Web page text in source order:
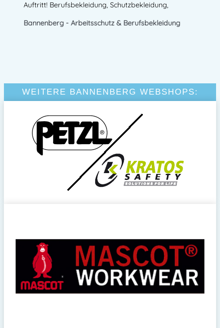
Auftritt! Berufsbekleidung, Schutzbekleidung,
Bannenberg - Arbeitsschutz & Berufsbekleidung
WEITERE BANNENBERG WEBSHOPS: